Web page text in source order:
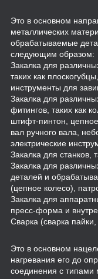
Это в основном
металлических
обрабатываемые
следующим образом:
Закалка для
таких как
инструменты для
Закалка для
фитингов, таких как
штифт-пинтон,
вал ручного вала,
электрические
Закалка для станков,
Закалка для
деталей и
(цепное колесо),
Закалка для
пресс-форма и
Сварка (сварка
Это в основном
нагревания его до
соединения с типами